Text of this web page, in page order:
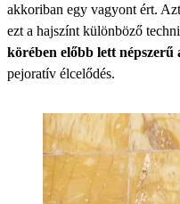
akkoriban egy vagyont ért.
ezt a hajszínt különböző
körében előbb lett népszerű
pejoratív élcelődés.